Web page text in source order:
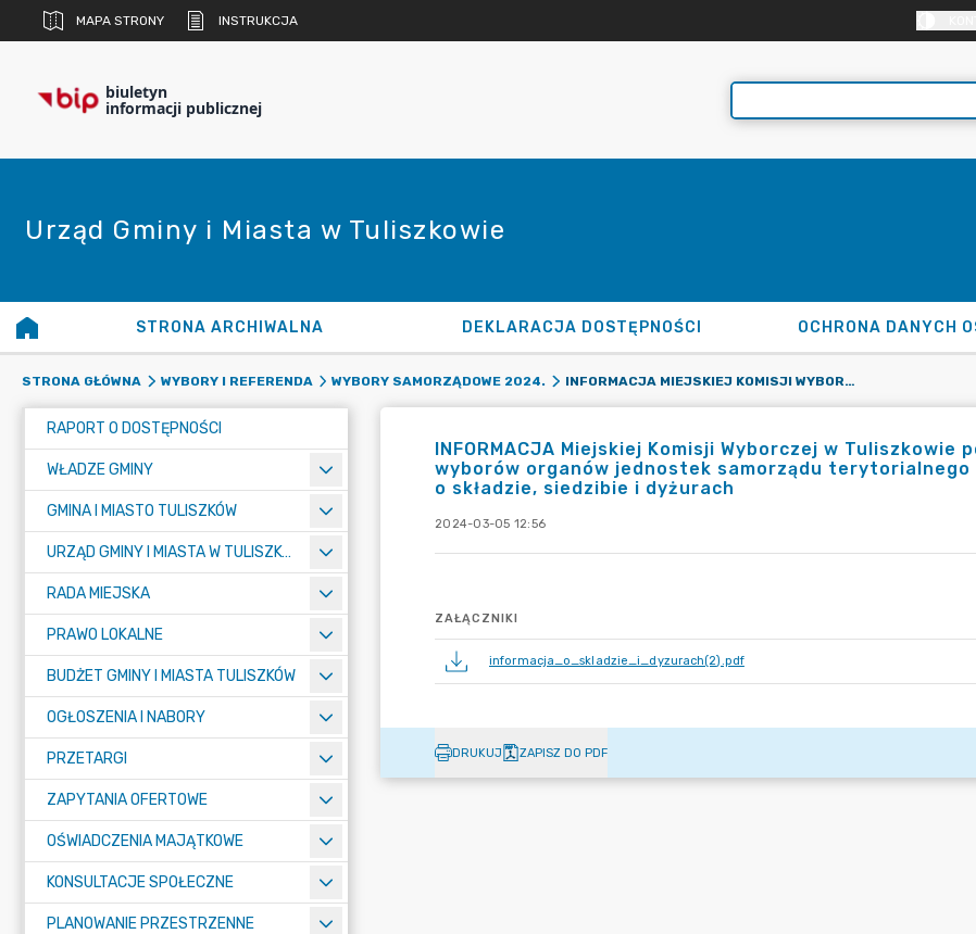
MAPA STRONY INSTRUKCJA
biuletyn
informacji publicznej
Urząd Gminy i Miasta w Tuliszkowie
STRONA ARCHIWALNA DEKLARACJA DOSTĘPNOŚCI OCHRONA DANYCH
STRONA GŁÓWNA WYBORY I REFERENDA WYBORY SAMORZĄDOWE 2024. INFORMACJA MIEJSKIEJ KOMISJI WYBORCZEJ W TULISZKOWIE POWOŁANEJ W CELU PRZEPROWADZENIA WYBORÓW ORGANÓW JEDNOSTEK SAMORZĄDU TERYTORIALNEGO ZARZĄDZONYCH NA DZIEŃ 7 KWIETNIA 2024 R. O SKŁADZIE, SIEDZIBIE I DYŻURACH
RAPORT O DOSTĘPNOŚCI
WŁADZE GMINY
GMINA I MIASTO TULISZKÓW
URZĄD GMINY I MIASTA W TULISZKOWIE
RADA MIEJSKA
PRAWO LOKALNE
BUDŻET GMINY I MIASTA TULISZKÓW
OGŁOSZENIA I NABORY
PRZETARGI
ZAPYTANIA OFERTOWE
OŚWIADCZENIA MAJĄTKOWE
KONSULTACJE SPOŁECZNE
PLANOWANIE PRZESTRZENNE
INFORMACJA Miejskiej Komisji Wyborczej w Tuliszkowie
wyborów organów jednostek samorządu
o składzie, siedzibie i dyżurach
2024-03-05 12:56
ZAŁĄCZNIKI
informacja_o_skladzie_i_dyzurach(2).pdf
DRUKUJ ZAPISZ DO PDF